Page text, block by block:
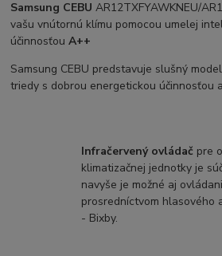
Samsung CEBU AR12TXFYAWKNEU/
vašu vnútornú klímu pomocou umelej
účinnosťouA++
Samsung CEBU predstavuje slušný
triedy s dobrou energetickou účinnosťou
Infračervený ovládač pre
klimatizačnej jednotky je
navyše je možné aj
prosredníctvom hlasového
- Bixby.